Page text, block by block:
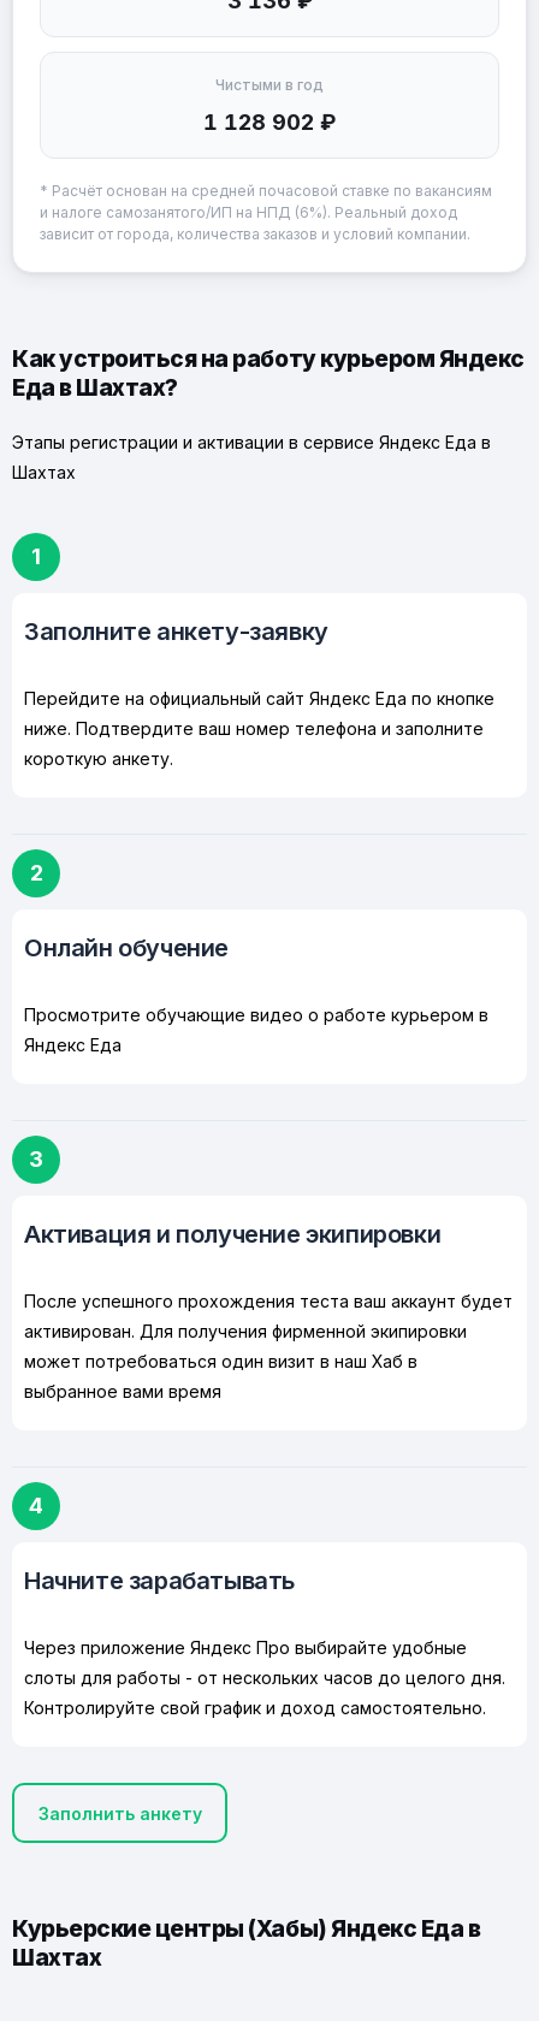
Чистыми в год
1 128 902 ₽
* Расчёт основан на средней почасовой ставке по вакансиям
и налоге самозанятого/ИП на НПД (6%). Реальный доход
зависит от города, количества заказов и условий компании.
Как устроиться на работу курьером Яндекс
Еда в Шахтах?
Этапы регистрации и активации в сервисе Яндекс Еда в
Шахтах
1
Заполните анкету-заявку
Перейдите на официальный сайт Яндекс Еда по кнопке
ниже. Подтвердите ваш номер телефона и заполните
короткую анкету.
2
Онлайн обучение
Просмотрите обучающие видео о работе курьером в
Яндекс Еда
3
Активация и получение экипировки
После успешного прохождения теста ваш аккаунт будет
активирован. Для получения фирменной экипировки
может потребоваться один визит в наш Хаб в
выбранное вами время
4
Начните зарабатывать
Через приложение Яндекс Про выбирайте удобные
слоты для работы - от нескольких часов до целого дня.
Контролируйте свой график и доход самостоятельно.
Заполнить анкету
Курьерские центры (Хабы) Яндекс Еда в
Шахтах